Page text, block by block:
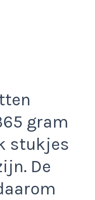
gram
stukjes
De